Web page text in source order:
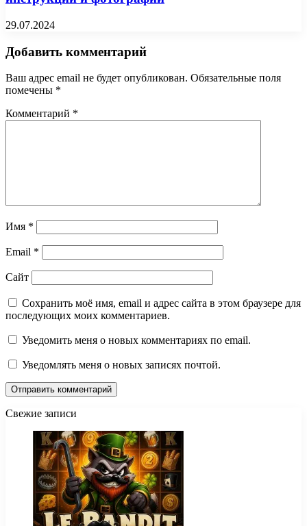
29.07.2024
Добавить комментарий
Ваш адрес email не будет опубликован. Обязательные поля
помечены *
Комментарий *
Имя *
Email *
Сайт
Сохранить моё имя, email и адрес сайта в этом браузере для
последующих моих комментариев.
Уведомить меня о новых комментариях по email.
Уведомлять меня о новых записях почтой.
Свежие записи